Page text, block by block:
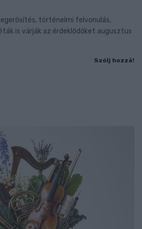
történelmi felvonulás,
is várják az érdeklődőket augusztus
Szólj hozzá!